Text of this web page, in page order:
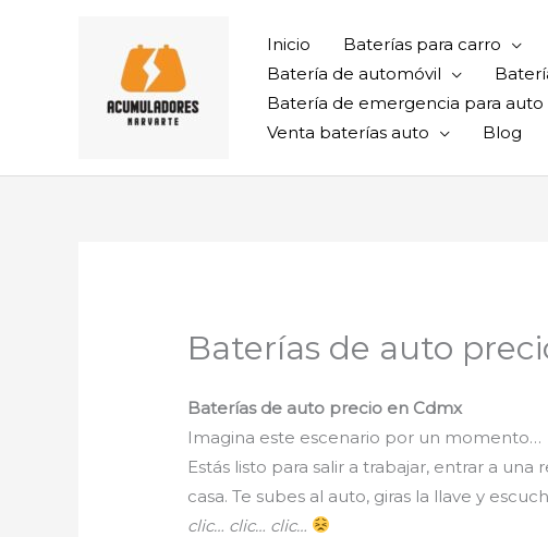
Inicio Baterías para carro
Batería de automóvil
Batería de emergencia para auto
Venta baterías auto
Blog
Baterías de auto
Baterías de auto precio en Cdmx
Imagina este escenario por un momento…
Estás listo para salir a trabajar, entrar a
casa. Te subes al auto, giras la llave y
clic… clic… clic…